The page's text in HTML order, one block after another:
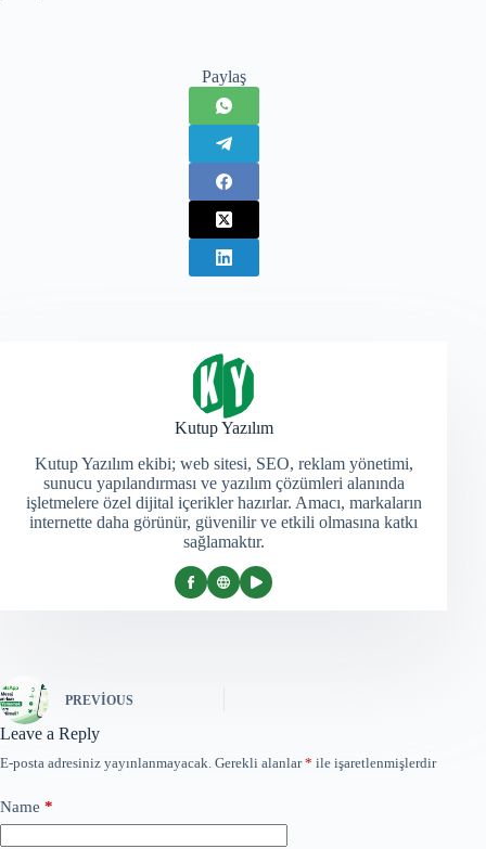
Paylaş
Kutup Yazılım
Kutup Yazılım ekibi; web sitesi, SEO, reklam yönetimi,
sunucu yapılandırması ve yazılım çözümleri alanında
işletmelere özel dijital içerikler hazırlar. Amacı, markaların
internette daha görünür, güvenilir ve etkili olmasına katkı
sağlamaktır.
PREVIOUS
Leave a Reply
E-posta adresiniz yayınlanmayacak. Gerekli alanlar* ile işaretlenmişlerdir
Name *